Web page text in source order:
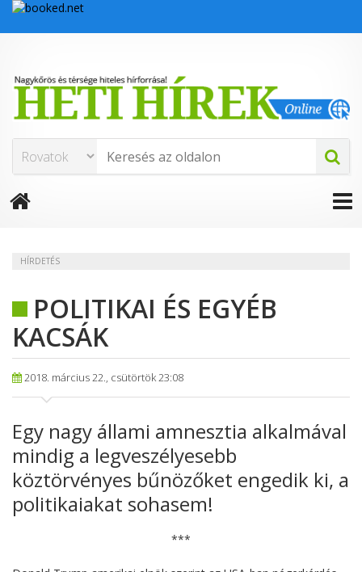
HÍRDETÉS
POLITIKAI ÉS EGYÉB
KACSÁK
2018. március 22., csütörtök 23:08
Egy nagy állami amnesztia alkalmával
mindig a legveszélyesebb
köztörvényes bűnözőket engedik ki, a
politikaiakat sohasem!
***